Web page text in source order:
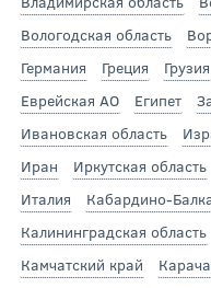
Вологодская область
Германия
Греция Грузия
Еврейская АО
Египет
Ивановская область
Иран
Иркутская область
Италия
Кабардино-
Калининградская область
Камчатский край